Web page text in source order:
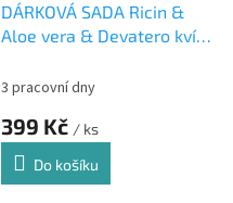
DÁRKOVÁ SADA Ricin &
Aloe vera & Devatero kvítí
3 pracovní dny
399 Kč / ks
Do košíku